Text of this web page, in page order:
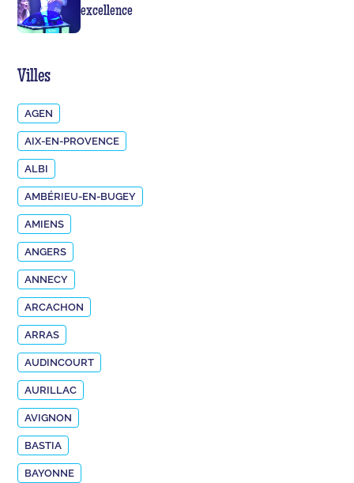
excellence
Villes
AGEN
AIX-EN-PROVENCE
ALBI
AMBÉRIEU-EN-BUGEY
AMIENS
ANGERS
ANNECY
ARCACHON
ARRAS
AUDINCOURT
AURILLAC
AVIGNON
BASTIA
BAYONNE